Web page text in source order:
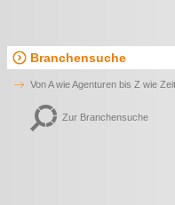
Branchensuche
Von A wie Agenturen bis Z wie
Zur Branchensuche